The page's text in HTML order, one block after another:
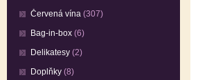
Červená vína (307)
Bag-in-box (6)
Delikatesy (2)
Doplňky (8)